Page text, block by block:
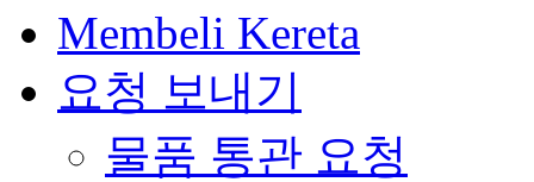
Membeli Kereta
요청 보내기
물품 통관 요청